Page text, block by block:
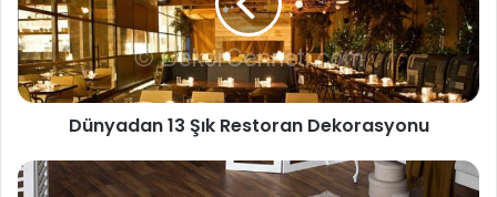
Dünyadan 13 Şık Restoran Dekorasyonu